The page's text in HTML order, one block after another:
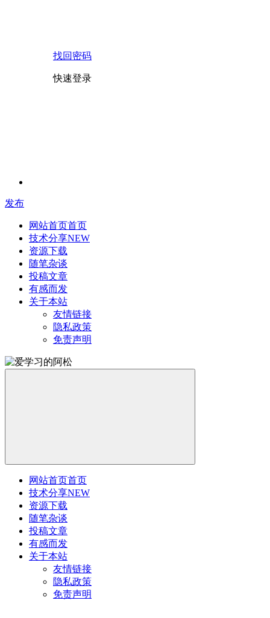
找回密码
快速登录
发布
网站首页首页
技术分享NEW
资源下载
随笔杂谈
投稿文章
有感而发
关于本站
友情链接
隐私政策
免责声明
网站首页首页
技术分享NEW
资源下载
随笔杂谈
投稿文章
有感而发
关于本站
友情链接
隐私政策
免责声明